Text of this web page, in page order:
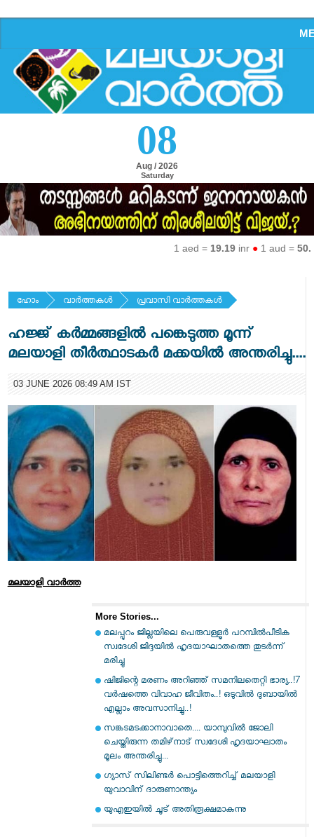
08
Aug / 2026
Saturday
1 aed =19.19inr ●1 aud =50.27
ഹോം വാര്‍ത്തകള്‍ പ്രവാസി വാര്‍ത്തകള്‍
ഹജ്ജ് കർമ്മങ്ങളിൽ പങ്കെടുത്ത മൂന്ന്
മലയാളി തീർത്ഥാടകർ മക്കയിൽ അന്തരിച്ചു....
03 JUNE 2026 08:49 AM IST
മലയാളി വാര്‍ത്ത
More Stories...
മലപ്പുറം ജില്ലയിലെ പെരുവള്ളൂർ പറമ്പിൽപീടിക
സ്വദേശി ജിദ്ദയിൽ ഹൃദയാഘാതത്തെ തുടർന്ന്
മരിച്ചു
ഷിജിന്റെ മരണം അറിഞ്ഞ് സമനിലതെറ്റി ഭാര്യ..!7
വർഷത്തെ വിവാഹ ജീവിതം..! ഒടുവിൽ ദുബായിൽ
എല്ലാം അവസാനിച്ചു..!
സങ്കടമടക്കാനാവാതെ.... യാമ്പുവിൽ ജോലി
ചെയ്തിരുന്ന തമിഴ്‌നാട് സ്വദേശി ഹൃദയാഘാതം
മൂലം അന്തരിച്ചു...
ഗ്യാസ് സിലിണ്ടര്‍ പൊട്ടിത്തെറിച്ച് മലയാളി
യുവാവിന് ദാരുണാന്ത്യം
യുഎഇയില്‍ ചൂട് അതിരൂക്ഷമാകുന്നു